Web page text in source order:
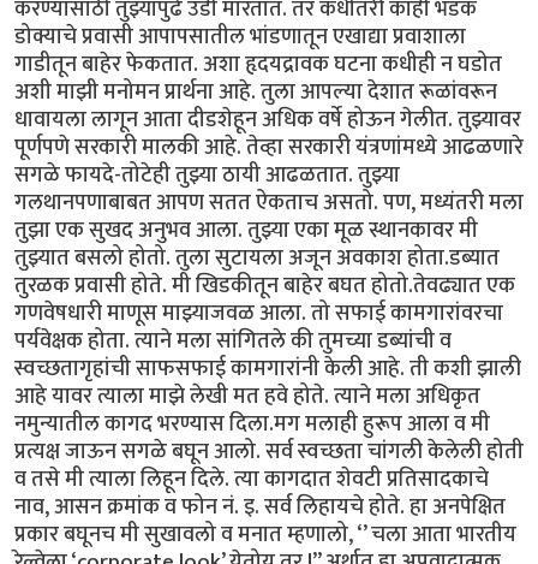
करण्यासाठी तुझ्यापुढे उडी मारतात. तर कधीतरी काही भडक
डोक्याचे प्रवासी आपापसातील भांडणातून एखाद्या प्रवाशाला
गाडीतून बाहेर फेकतात. अशा हृदयद्रावक घटना कधीही न घडोत
अशी माझी मनोमन प्रार्थना आहे. तुला आपल्या देशात रूळांवरून
धावायला लागून आता दीडशेहून अधिक वर्षे होऊन गेलीत. तुझ्यावर
पूर्णपणे सरकारी मालकी आहे. तेव्हा सरकारी यंत्रणांमध्ये आढळणारे
सगळे फायदे-तोटेही तुझ्या ठायी आढळतात. तुझ्या
गलथानपणाबाबत आपण सतत ऐकताच असतो. पण, मध्यंतरी मला
तुझा एक सुखद अनुभव आला. तुझ्या एका मूळ स्थानकावर मी
तुझ्यात बसलो होतो. तुला सुटायला अजून अवकाश होता.डब्यात
तुरळक प्रवासी होते. मी खिडकीतून बाहेर बघत होतो.तेवढ्यात एक
गणवेषधारी माणूस माझ्याजवळ आला. तो सफाई कामगारांवरचा
पर्यवेक्षक होता. त्याने मला सांगितले की तुमच्या डब्यांची व
स्वच्छतागृहांची साफसफाई कामगारांनी केली आहे. ती कशी झाली
आहे यावर त्याला माझे लेखी मत हवे होते. त्याने मला अधिकृत
नमुन्यातील कागद भरण्यास दिला.मग मलाही हुरूप आला व मी
प्रत्यक्ष जाऊन सगळे बघून आलो. सर्व स्वच्छता चांगली केलेली होती
व तसे मी त्याला लिहून दिले. त्या कागदात शेवटी प्रतिसादकाचे
नाव, आसन क्रमांक व फोन नं. इ. सर्व लिहायचे होते. हा अनपेक्षित
प्रकार बघूनच मी सुखावलो व मनात म्हणालो, ‘’ चला आता भारतीय